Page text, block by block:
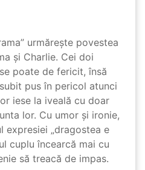
urmărește povestea
și Charlie. Cei doi
poate de fericit, însă
pus în pericol atunci
iese la iveală cu doar
lor. Cu umor și ironie,
expresiei „dragostea e
cuplu încearcă mai cu
să treacă de impas.